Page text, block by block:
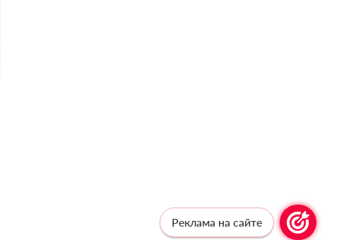
Реклама на сайте